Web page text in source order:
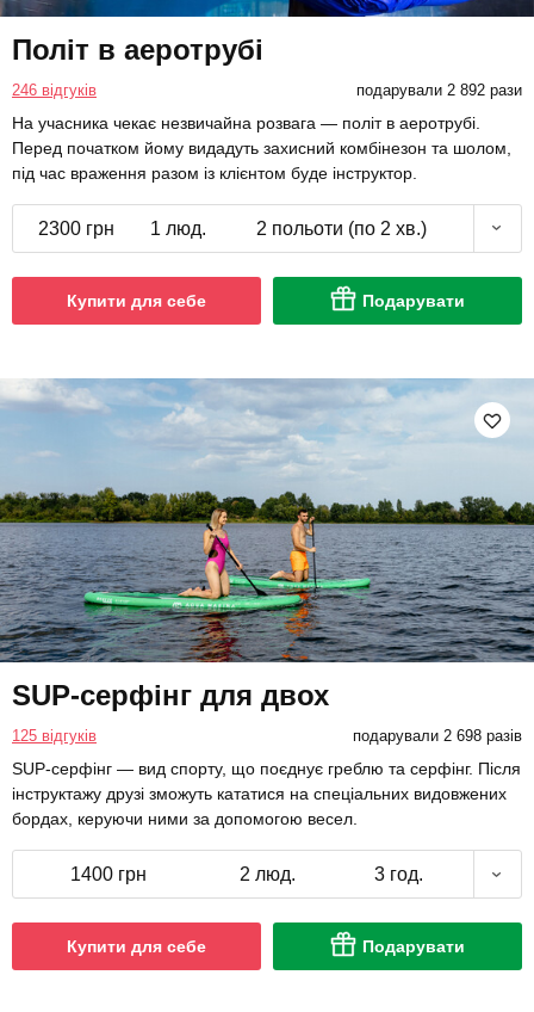
Політ в аеротрубі
246 відгуків подарували 2 892 рази
На учасника чекає незвичайна розвага — політ в аеротрубі.
Перед початком йому видадуть захисний комбінезон та шолом,
під час враження разом із клієнтом буде інструктор.
2300 грн 1 люд. 2 польоти (по 2 хв.)
Купити для себе Подарувати
SUP-серфінг для двох
125 відгуків подарували 2 698 разів
SUP-серфінг — вид спорту, що поєднує греблю та серфінг. Після
інструктажу друзі зможуть кататися на спеціальних видовжених
бордах, керуючи ними за допомогою весел.
1400 грн 2 люд. 3 год.
Купити для себе Подарувати